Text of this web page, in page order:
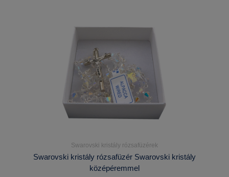
Részletek...
Kosárba
Swarovski kristály rózsafüzérek
Swarovski kristály rózsafüzér Swarovski kristály
középéremmel